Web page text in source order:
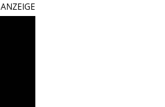
ANZEIGE